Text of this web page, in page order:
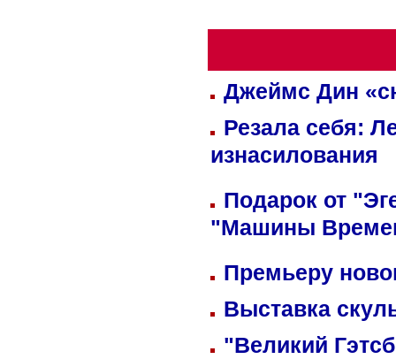
Джеймс Дин
Резала себя:
изнасилования
Подарок от
"Машины
Премьеру
Выставка
"Великий